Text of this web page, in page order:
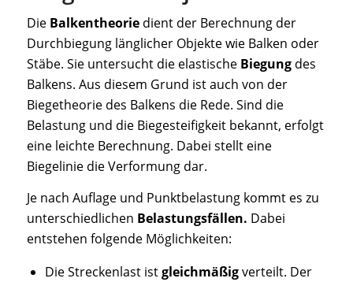
Die Balkentheoriedient der Berechnung der
Durchbiegung länglicher Objekte wie Balken oder
Stäbe. Sie untersucht die elastische Biegungdes
Balkens. Aus diesem Grund ist auch von der
Biegetheorie des Balkens die Rede. Sind die
Belastung und die Biegesteifigkeit bekannt, erfolgt
eine leichte Berechnung. Dabei stellt eine
Biegelinie die Verformung dar.
Je nach Auflage und Punktbelastung kommt es zu
unterschiedlichen Belastungsfällen. Dabei
entstehen folgende Möglichkeiten:
Die Streckenlast istgleichmäßigverteilt. Der